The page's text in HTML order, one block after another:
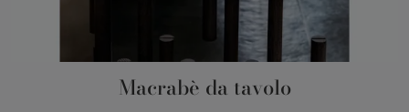
Macrabè da tavolo